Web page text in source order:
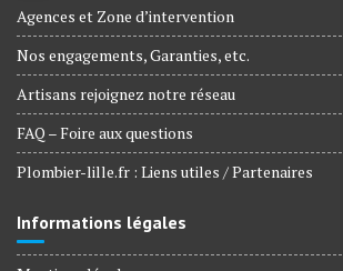
Agences et Zone d’intervention
Nos engagements, Garanties, etc.
Artisans rejoignez notre réseau
FAQ – Foire aux questions
Plombier-lille.fr : Liens utiles / Partenaires
Informations légales